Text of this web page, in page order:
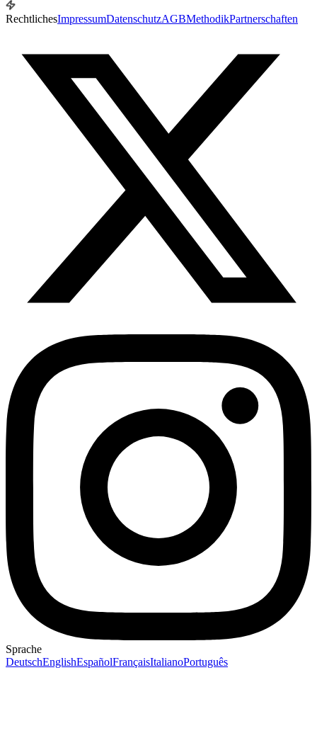
RechtlichesImpressumDatenschutzAGBMethodikPartnerschaften
Sprache
DeutschEnglishEspañolFrançaisItalianoPortuguês